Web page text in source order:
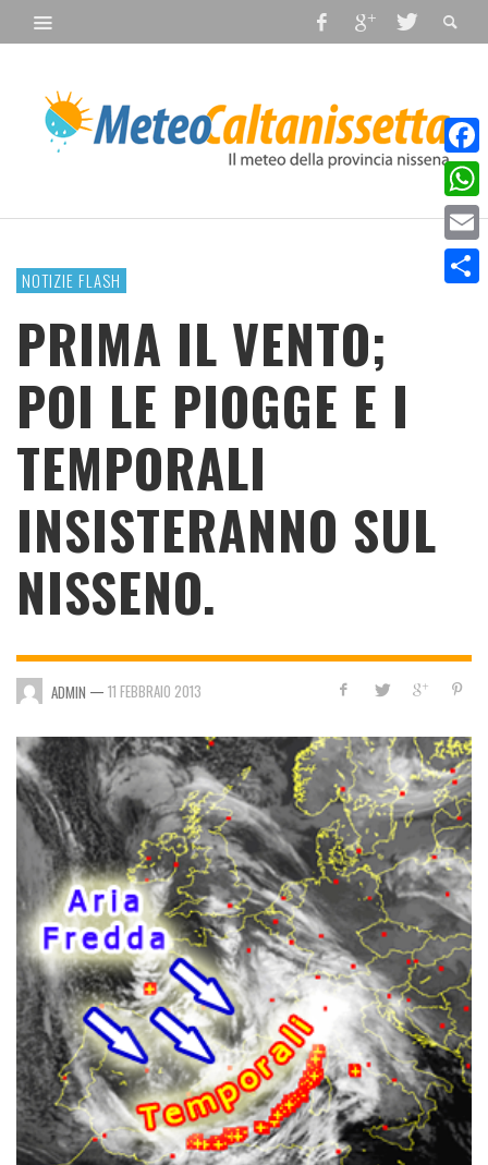
NOTIZIE FLASH
PRIMA IL VENTO;
POI LE PIOGGE E I
TEMPORALI
INSISTERANNO SUL
NISSENO.
ADMIN — 11 FEBBRAIO 2013
Email